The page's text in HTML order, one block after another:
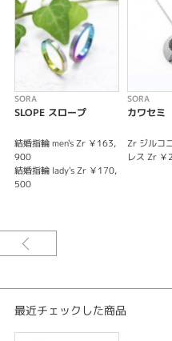
未来への願いを色に込めて
結婚指輪と同じデザインのベビー
基本のジルコニウムカラーは、単色
ラーや刻印などを選んで、小さな
いしましょう。
何度でもできる、記念日のカラー
SORA
SLOPE スロープ
結婚指輪 men's Zr ￥163,
900
結婚指輪 lady's Zr ￥170,
500
SORA
カワセミ
Zr ジルコ
レス Zr
最近チェックした商品